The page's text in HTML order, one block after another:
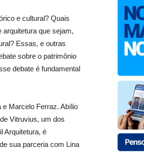
e cultural? Quais
que sejam,
Essas, e outras
sobre o patrimônio
debate é fundamental
e Marcelo Ferraz. Abílio
Vitruvius, um dos
Arquitetura, é
sua parceria com Lina